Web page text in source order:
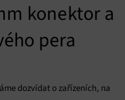
konektor a
pera
dozvídat o zařízeních, na